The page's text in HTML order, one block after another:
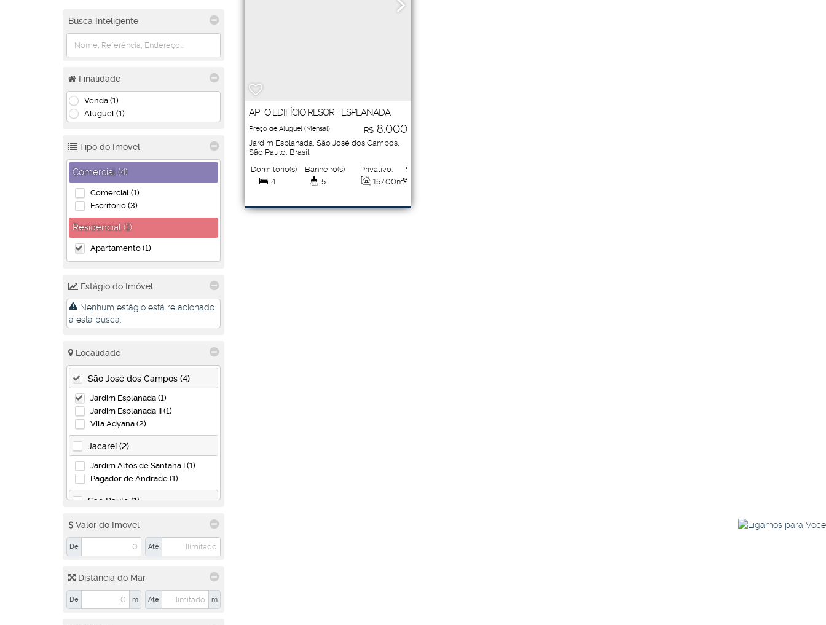
Busca Inteligente
Finalidade
Venda (1)
Aluguel (1)
Tipo do Imóvel
Comercial (4)
Comercial (1)
Escritório (3)
Residencial (1)
Apartamento (1)
Estágio do Imóvel
Nenhum estágio está relacionado
a esta busca.
Localidade
São José dos Campos (4)
Jardim Esplanada (1)
Jardim Esplanada II (1)
Vila Adyana (2)
Jacareí (2)
Jardim Altos de Santana I (1)
Pagador de Andrade (1)
São Paulo (1)
Cidade Monções (1)
Valor do Imóvel
De Até
Distância do Mar
De m Até m
APTO EDIFÍCIO RESORT ESPLANADA
R$ 8.000
Preço de Aluguel (Mensal)
Jardim Esplanada, São José dos Campos,
São Paulo, Brasil
4
Dormitório(s)
5
Banheiro(s)
Privativo:
157.00m²
Sala(s)
4
157.00m² 2